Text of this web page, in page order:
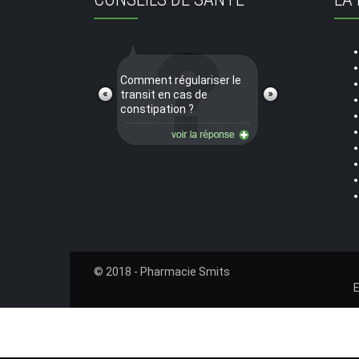
Comment régulariser le
transit en cas de
constipation ?
© 2018 - Pharmacie Smits